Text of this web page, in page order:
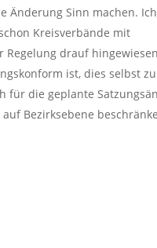
Änderung Sinn machen.
Kreisverbände mit
Regelung drauf
ist, dies selbst
für die geplante
Bezirksebene